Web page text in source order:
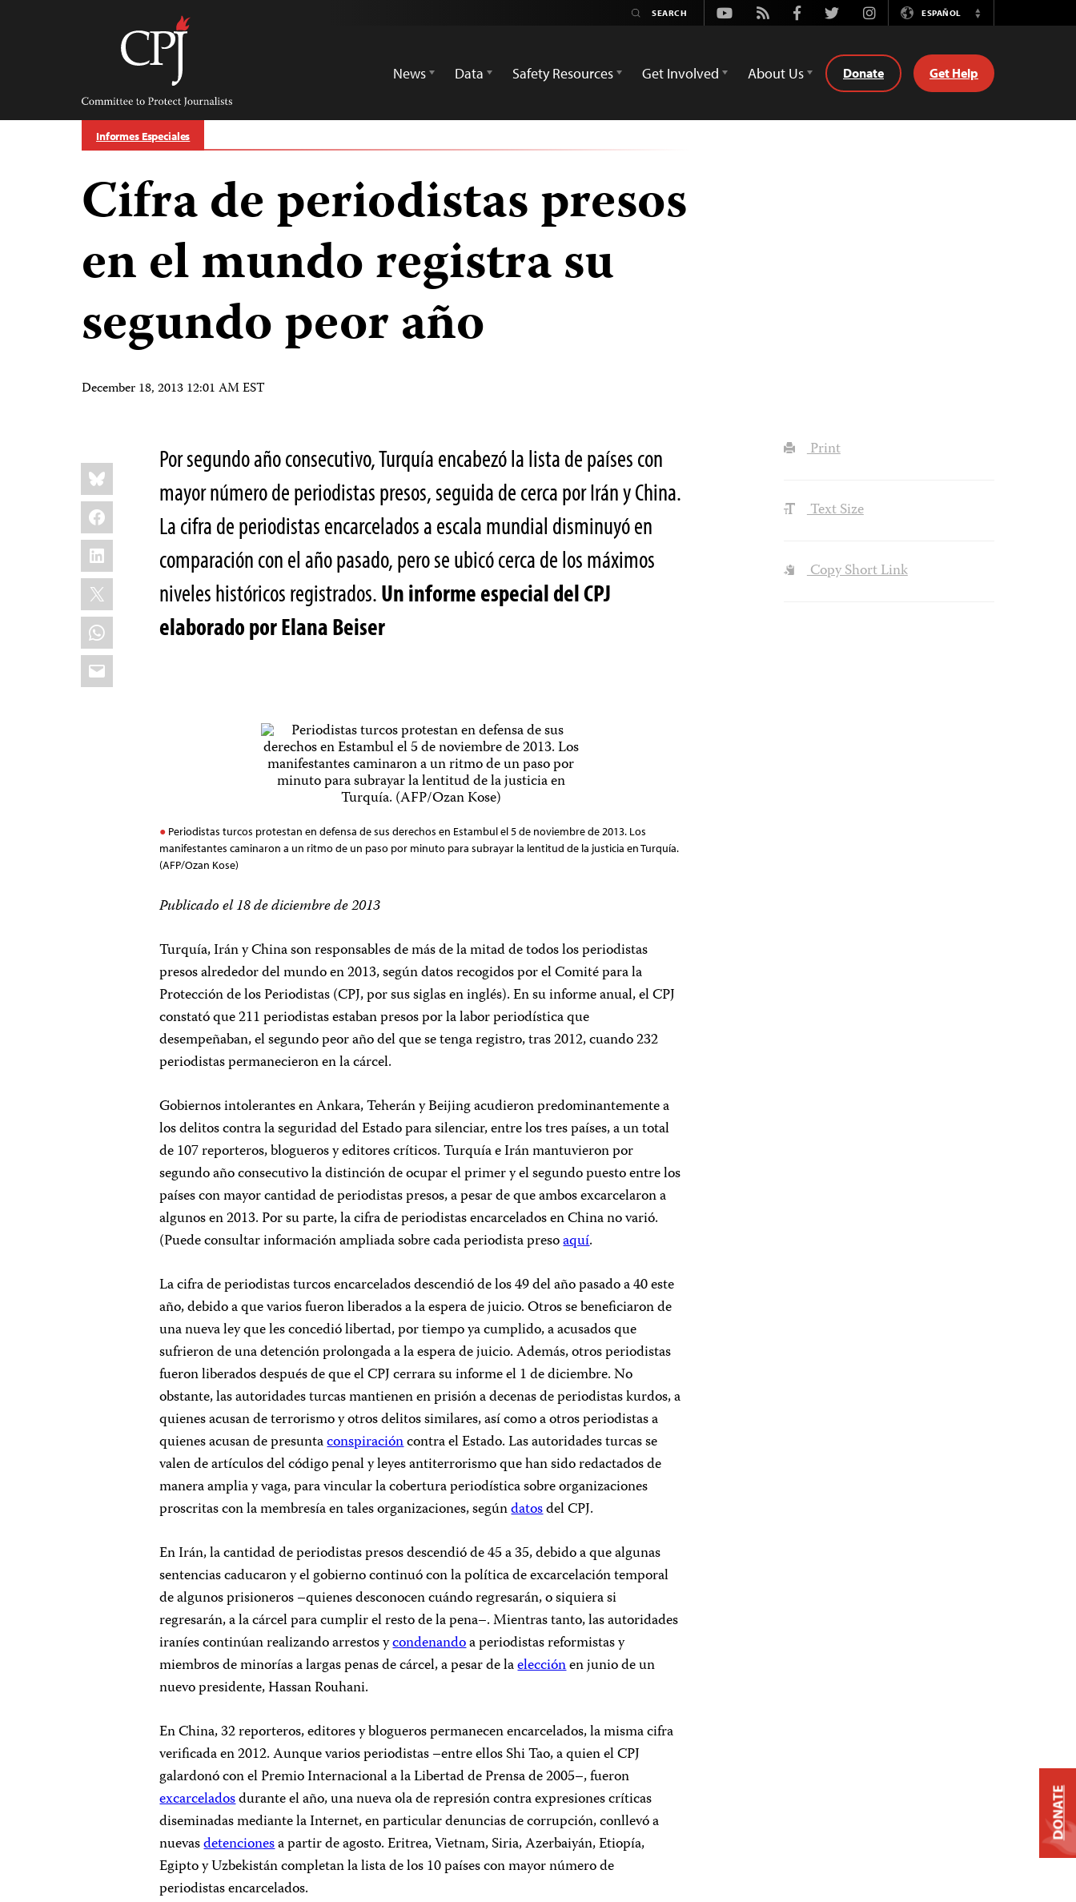
Committee
Protect
Journalists
Youtube
Rss FacebookTwitterInstagramESPAÑOL
Switch
News
Data Safety Resources Get Involved About Us Donate Get Help
Informes Especiales
Cifra de periodistas presos
en el mundo registra su
segundo peor año
December 18, 2013 12:01 AM EST
Share
this:
Bluesky
Facebook
LinkedIn
X
WhatsApp
Email
Por segundo año consecutivo, Turquía encabezó la lista de países con
mayor número de periodistas presos, seguida de cerca por Irán y China.
La cifra de periodistas encarcelados a escala mundial disminuyó en
comparación con el año pasado, pero se ubicó cerca de los máximos
niveles históricos registrados.Un informe especial del CPJ
elaborado por Elana Beiser
Periodistas turcos protestan en defensa de sus derechos en Estambul el 5 de noviembre de 2013. Los
manifestantes caminaron a un ritmo de un paso por minuto para subrayar la lentitud de la justicia en Turquía.
(AFP/Ozan Kose)
Publicado el 18 de diciembre de 2013
Turquía, Irán y China son responsables de más de la mitad de todos los periodistas
presos alrededor del mundo en 2013, según datos recogidos por el Comité para la
Protección de los Periodistas (CPJ, por sus siglas en inglés). En su informe anual, el CPJ
constató que 211 periodistas estaban presos por la labor periodística que
desempeñaban, el segundo peor año del que se tenga registro, tras 2012, cuando 232
periodistas permanecieron en la cárcel.
Gobiernos intolerantes en Ankara, Teherán y Beijing acudieron predominantemente a
los delitos contra la seguridad del Estado para silenciar, entre los tres países, a un total
de 107 reporteros, blogueros y editores críticos. Turquía e Irán mantuvieron por
segundo año consecutivo la distinción de ocupar el primer y el segundo puesto entre los
países con mayor cantidad de periodistas presos, a pesar de que ambos excarcelaron a
algunos en 2013. Por su parte, la cifra de periodistas encarcelados en China no varió.
(Puede consultar información ampliada sobre cada periodista presoaquí.
La cifra de periodistas turcos encarcelados descendió de los 49 del año pasado a 40 este
año, debido a que varios fueron liberados a la espera de juicio. Otros se beneficiaron de
una nueva ley que les concedió libertad, por tiempo ya cumplido, a acusados que
sufrieron de una detención prolongada a la espera de juicio. Además, otros periodistas
fueron liberados después de que el CPJ cerrara su informe el 1 de diciembre. No
obstante, las autoridades turcas mantienen en prisión a decenas de periodistas kurdos, a
quienes acusan de terrorismo y otros delitos similares, así como a otros periodistas a
quienes acusan de presuntaconspiracióncontra el Estado. Las autoridades turcas se
valen de artículos del código penal y leyes antiterrorismo que han sido redactados de
manera amplia y vaga, para vincular la cobertura periodística sobre organizaciones
proscritas con la membresía en tales organizaciones, segúndatosdel CPJ.
En Irán, la cantidad de periodistas presos descendió de 45 a 35, debido a que algunas
sentencias caducaron y el gobierno continuó con la política de excarcelación temporal
de algunos prisioneros –quienes desconocen cuándo regresarán, o siquiera si
regresarán, a la cárcel para cumplir el resto de la pena–. Mientras tanto, las autoridades
iraníes continúan realizando arrestos ycondenandoa periodistas reformistas y
miembros de minorías a largas penas de cárcel, a pesar de laelecciónen junio de un
nuevo presidente, Hassan Rouhani.
En China, 32 reporteros, editores y blogueros permanecen encarcelados, la misma cifra
verificada en 2012. Aunque varios periodistas –entre ellos Shi Tao, a quien el CPJ
galardonó con el Premio Internacional a la Libertad de Prensa de 2005–, fueron
excarceladosdurante el año, una nueva ola de represión contra expresiones críticas
diseminadas mediante la Internet, en particular denuncias de corrupción, conllevó a
nuevasdetencionesa partir de agosto. Eritrea, Vietnam, Siria, Azerbaiyán, Etiopía,
Egipto y Uzbekistán completan la lista de los 10 países con mayor número de
periodistas encarcelados.
Print
Text Size
Copy Short Link
DONATE